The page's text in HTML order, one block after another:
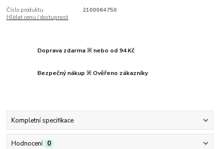
Číslo produktu:
2100064750
Hlídat cenu / dostupnost
Doprava zdarma ※ nebo od 94 Kč
Bezpečný nákup ※ Ověřeno zákazníky
Kompletní specifikace
Hodnocení 0